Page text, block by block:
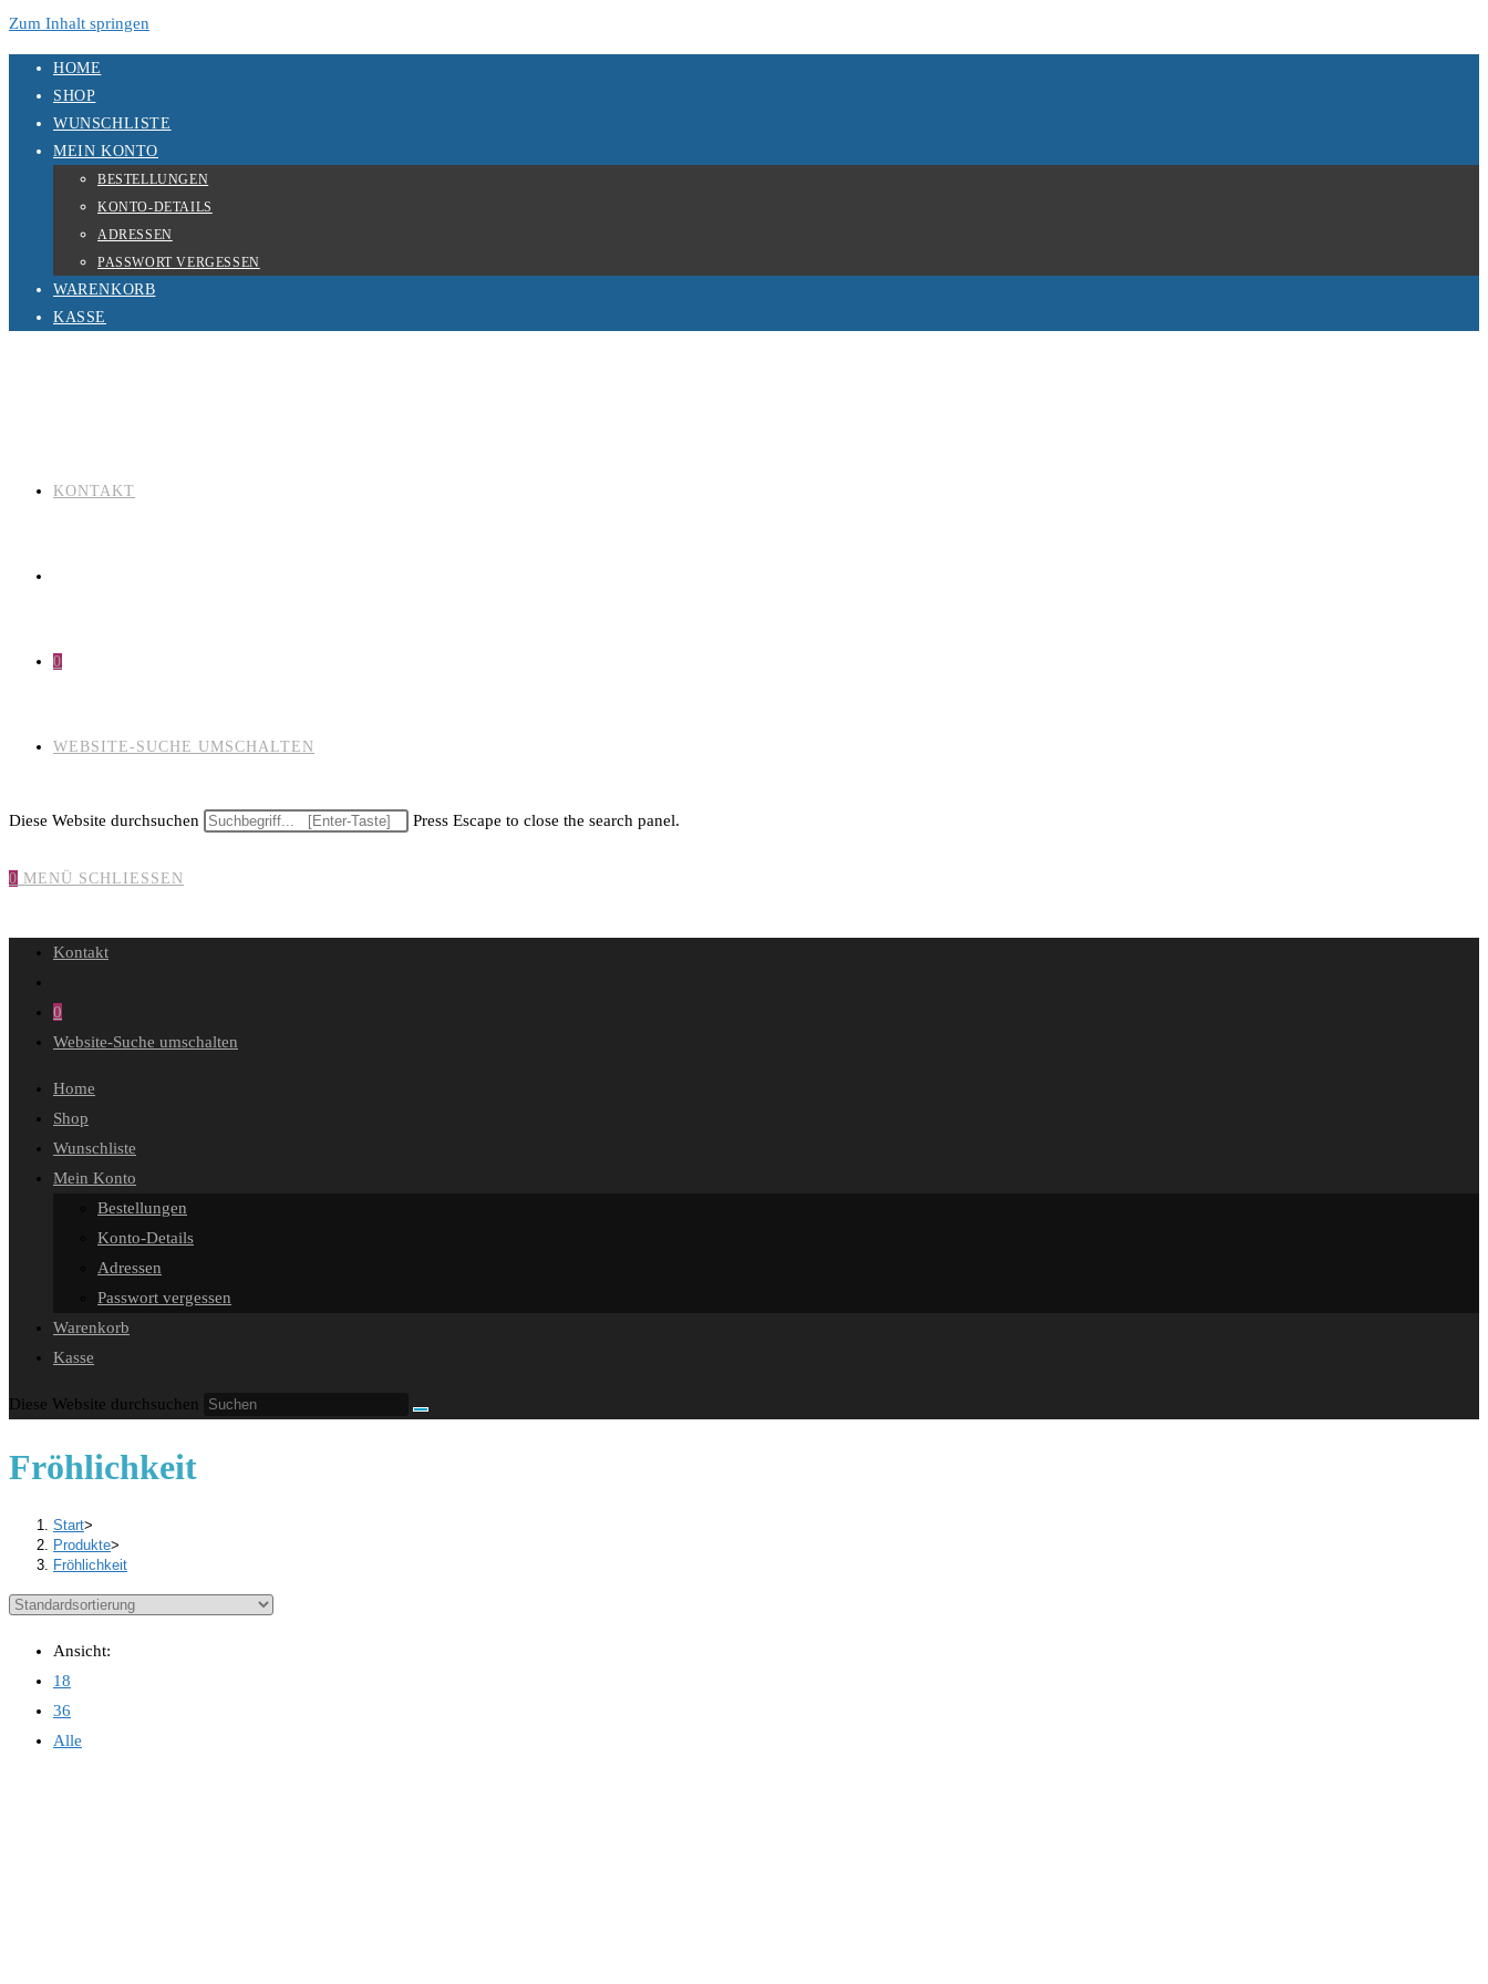
Zum Inhalt springen
HOME
SHOP
WUNSCHLISTE
MEIN KONTO
BESTELLUNGEN
KONTO-DETAILS
ADRESSEN
PASSWORT VERGESSEN
WARENKORB
KASSE
KONTAKT
0
WEBSITE-SUCHE UMSCHALTEN
Diese Website durchsuchen Press Escape to close the search panel.
0 MENÜ SCHLIESSEN
Kontakt
0
Website-Suche umschalten
Home
Shop
Wunschliste
Mein Konto
Bestellungen
Konto-Details
Adressen
Passwort vergessen
Warenkorb
Kasse
Diese Website durchsuchen
Fröhlichkeit
Start>
Produkte>
Fröhlichkeit
Ansicht:
18
36
Alle